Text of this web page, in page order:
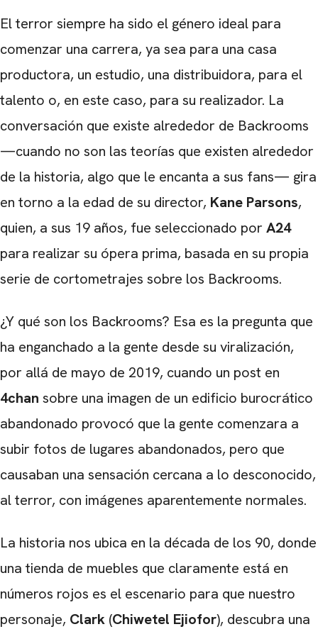
El terror siempre ha sido el género ideal para
comenzar una carrera, ya sea para una casa
productora, un estudio, una distribuidora, para el
talento o, en este caso, para su realizador. La
conversación que existe alrededor de Backrooms
—cuando no son las teorías que existen alrededor
de la historia, algo que le encanta a sus fans— gira
en torno a la edad de su director, Kane Parsons,
quien, a sus 19 años, fue seleccionado por A24
para realizar su ópera prima, basada en su propia
serie de cortometrajes sobre los Backrooms.
¿Y qué son los Backrooms? Esa es la pregunta que
ha enganchado a la gente desde su viralización,
por allá de mayo de 2019, cuando un post en
4chan sobre una imagen de un edificio burocrático
abandonado provocó que la gente comenzara a
subir fotos de lugares abandonados, pero que
causaban una sensación cercana a lo desconocido,
al terror, con imágenes aparentemente normales.
La historia nos ubica en la década de los 90, donde
una tienda de muebles que claramente está en
números rojos es el escenario para que nuestro
personaje, Clark (Chiwetel Ejiofor), descubra una